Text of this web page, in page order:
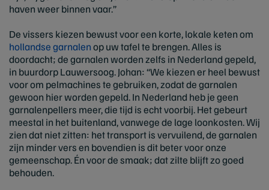
haven weer binnen vaar.”
De vissers kiezen bewust voor een korte, lokale keten om
hollandse garnalenop uw tafel te brengen. Alles is
doordacht; de garnalen worden zelfs in Nederland gepeld,
in buurdorp Lauwersoog. Johan: “We kiezen er heel bewust
voor om pelmachines te gebruiken, zodat de garnalen
gewoon hier worden gepeld. In Nederland heb je geen
garnalenpellers meer, die tijd is echt voorbij. Het gebeurt
meestal in het buitenland, vanwege de lage loonkosten. Wij
zien dat niet zitten: het transport is vervuilend, de garnalen
zijn minder vers en bovendien is dit beter voor onze
gemeenschap. Én voor de smaak; dat zilte blijft zo goed
behouden.